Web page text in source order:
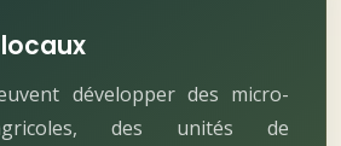
développer des micro-
des unités de